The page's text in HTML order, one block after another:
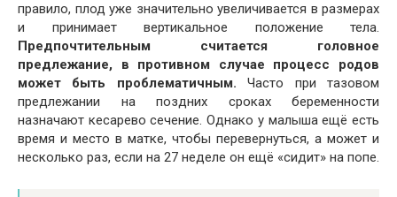
правило, плод уже значительно увеличивается в размерах
и принимает вертикальное положение тела.
Предпочтительным считается головное
предлежание, в противном случае процесс родов
может быть проблематичным. Часто при тазовом
предлежании на поздних сроках беременности
назначают кесарево сечение. Однако у малыша ещё есть
время и место в матке, чтобы перевернуться, а может и
несколько раз, если на 27 неделе он ещё «сидит» на попе.